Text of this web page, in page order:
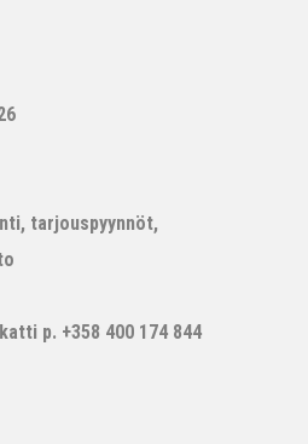
tarjouspyynnöt,
p. +358 400 174 844